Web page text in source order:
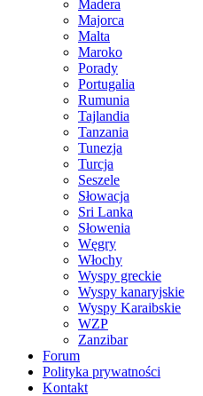
Madera
Majorca
Malta
Maroko
Porady
Portugalia
Rumunia
Tajlandia
Tanzania
Tunezja
Turcja
Seszele
Słowacja
Sri Lanka
Słowenia
Węgry
Włochy
Wyspy greckie
Wyspy kanaryjskie
Wyspy Karaibskie
WZP
Zanzibar
Forum
Polityka prywatności
Kontakt